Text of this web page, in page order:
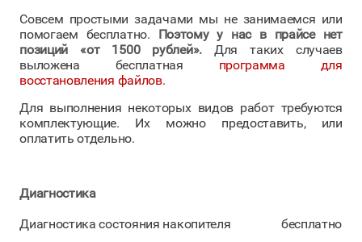
Совсем простыми задачами мы не занимаемся или
помогаем бесплатно. Поэтому у нас в прайсе нет
позиций «от 1500 рублей».Для таких случаев
выложена бесплатная программа для
восстановления файлов.
Для выполнения некоторых видов работ требуются
комплектующие. Их можно предоставить, или
оплатить отдельно.
Диагностика
Диагностика состояния накопителя
бесплатно